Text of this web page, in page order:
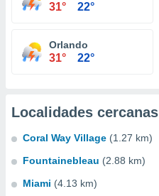
31° 22°
Orlando
31° 22°
Localidades cercanas
Coral Way Village (1.27 km)
Fountainebleau (2.88 km)
Miami (4.13 km)